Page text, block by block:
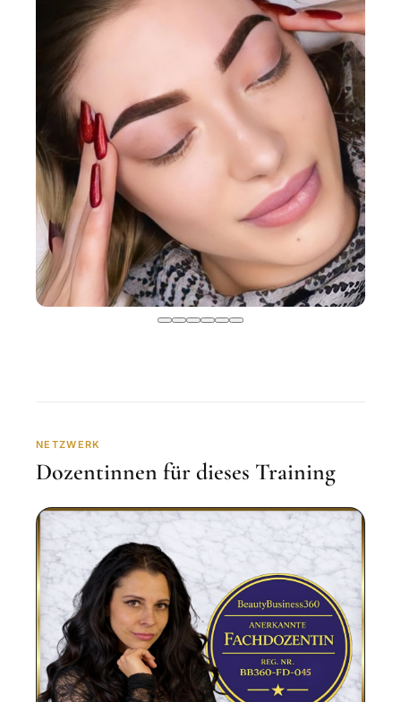
NETZWERK
Dozentinnen für dieses Training